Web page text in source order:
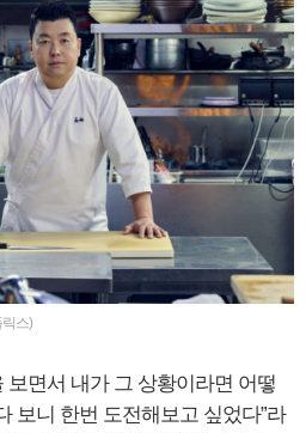
스)
보면서 내가 그 상황이라면 어떻
보니 한번 도전해보고 싶었다”라